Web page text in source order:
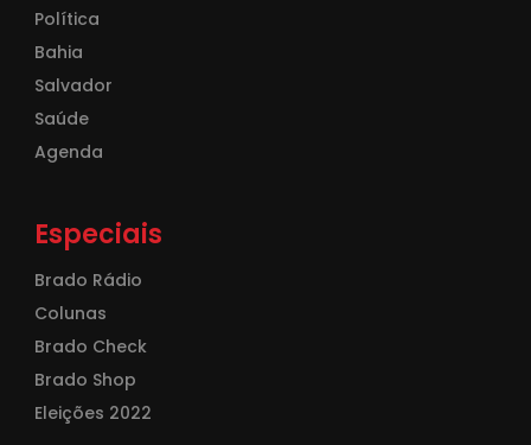
Política
Bahia
Salvador
Saúde
Agenda
Especiais
Brado Rádio
Colunas
Brado Check
Brado Shop
Eleições 2022